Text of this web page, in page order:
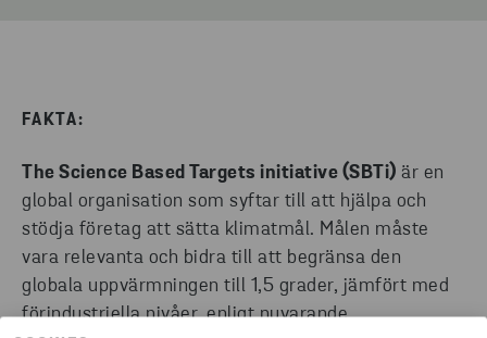
FAKTA:
The Science Based Targets initiative (SBTi) är en
global organisation som syftar till att hjälpa och
stödja företag att sätta klimatmål. Målen måste
vara relevanta och bidra till att begränsa den
globala uppvärmningen till 1,5 grader, jämfört med
förindustriella nivåer, enligt nuvarande